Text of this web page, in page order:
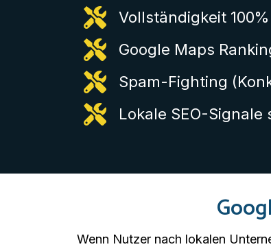
Vollständigkeit
Google Maps
Spam-Fighting
Lokale SEO-Signale
Wenn Nutzer nach lokalen